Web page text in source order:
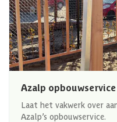
Azalp opbouwservice
Laat het vakwerk over
Azalp’s opbouwservice.